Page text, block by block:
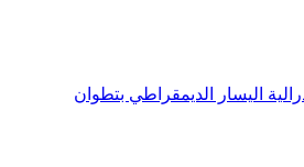
اليسار الديمقراطي بتطوان